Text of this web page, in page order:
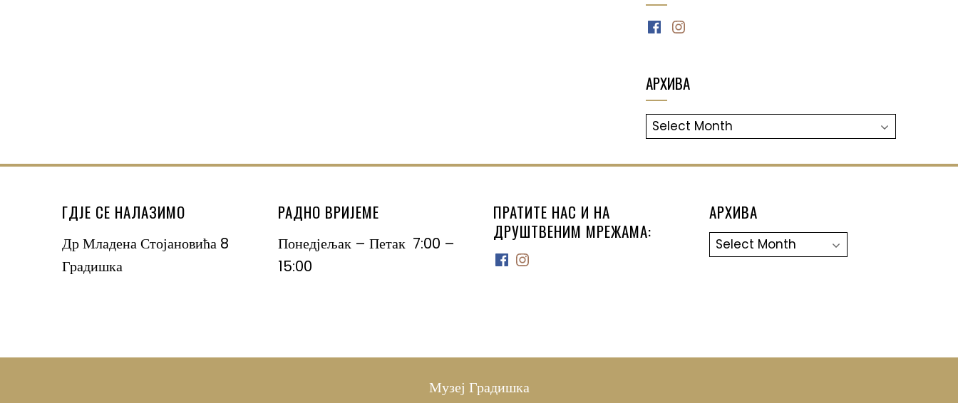
Facebook
Instagram
АРХИВА
АРХИВА
ГДЈЕ СЕ НАЛАЗИМО
Др Младена Стојановића 8
Градишка
РАДНО ВРИЈЕМЕ
Понедјељак – Петак 7:00 –
15:00
ПРАТИТЕ НАС И НА
ДРУШТВЕНИМ МРЕЖАМА:
Facebook
Instagram
АРХИВА
Архива
Музеј Градишка